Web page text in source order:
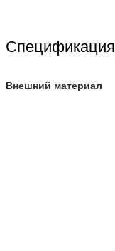
Спецификация
Внешний материал